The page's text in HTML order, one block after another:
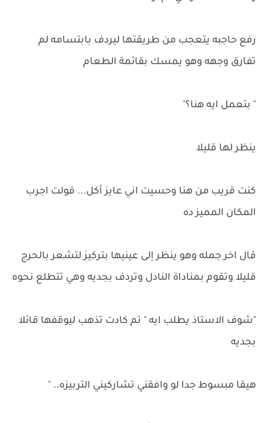
رفع حاجبه يتعجب من طريقتها ليردف بابتسامه لم
تفارق وجهه وهو يمسك بقائمة الطعام
" بتعمل ايه هنا؟"
ينظر لها قليلا
كنت قريب من هنا وحسيت اني عايز أكل... قولت اجرب
المكان المميز ده
قال اخر جمله وهو ينظر إلى عينيها بتركيز لتشعر بالحرج
قليلا وتقوم بمناداة النادل وتردف بجديه وهي تتطلع نحوه
"شوف الاستاذ يطلب ايه " تم كادت تذهب ليوقفها قائلا
بجديه
هيقا مبسوط جدا لو وافقني تشاركيني التربيزه.. "